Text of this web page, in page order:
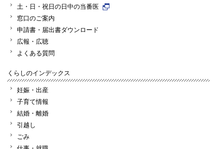
土・日・祝日の日中の当番医
窓口のご案内
申請書・届出書ダウンロード
広報・広聴
よくある質問
くらしのインデックス
妊娠・出産
子育て情報
結婚・離婚
引越し
ごみ